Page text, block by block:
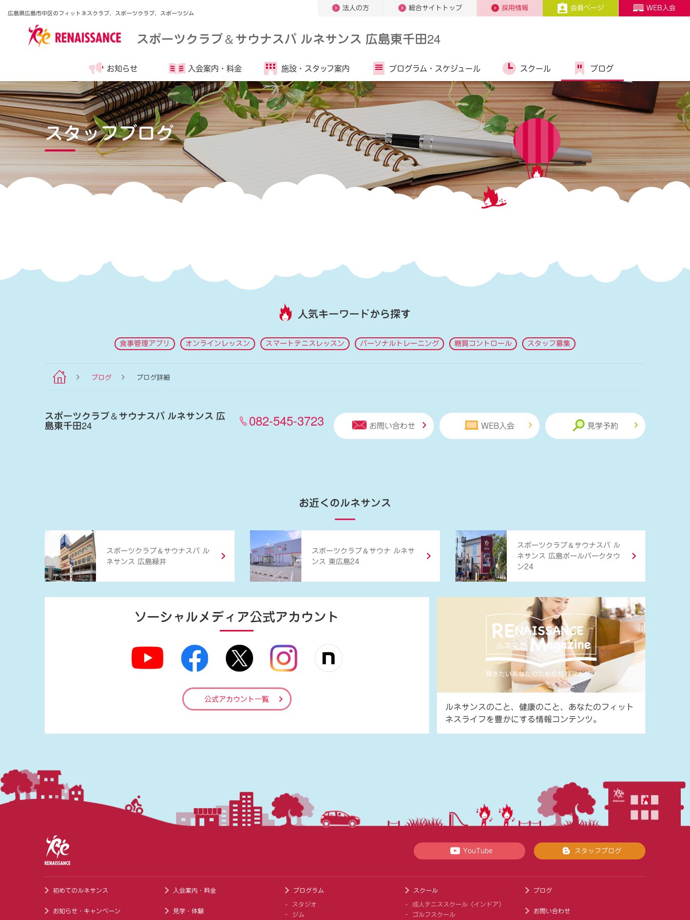
広島県広島市中区のフィットネスクラブ、スポーツクラブ、スポーツジム
法人の方 総合サイトトップ 採用情報 会員ページ WEB入会
スポーツクラブ＆サウナスパ ルネサンス 広島東千田24
お知らせ 入会案内・ 料金 施設・ スタッフ案内 プログラム・ スケジュール スクール ブログ
スタッフブログ
人気キーワードから探す
食事管理アプリ オンラインレッスン スマートテニスレッスン パーソナルトレーニング 糖質コントロール スタッフ募集
ブログ ブログ詳細
スポーツクラブ＆サウナスパ ルネサンス 広
島東千田24 082-545-3723 お問い合わせ WEB入会 見学予約
お近くのルネサンス
スポーツクラブ ＆ サウナスパ ル
ネサンス 広島緑井
スポーツクラブ ＆ サウナ ルネサ
ンス 東広島24
スポーツクラブ ＆ サウナスパ ル
ネサンス 広島ボールパークタウ
ン24
ソーシャルメディア公式アカウント
公式アカウント一覧
ルネサンスのこと、健康のこと、あなたのフィット
ネスライフを豊かにする情報コンテンツ。
YouTube スタッフブログ
初めてのルネサンス
お知らせ・キャンペーン
入会案内・料金
見学・体験
プログラム
スタジオ
ジム
スクール
成人テニススクール（インドア）
ゴルフスクール
ブログ
お問い合わせ